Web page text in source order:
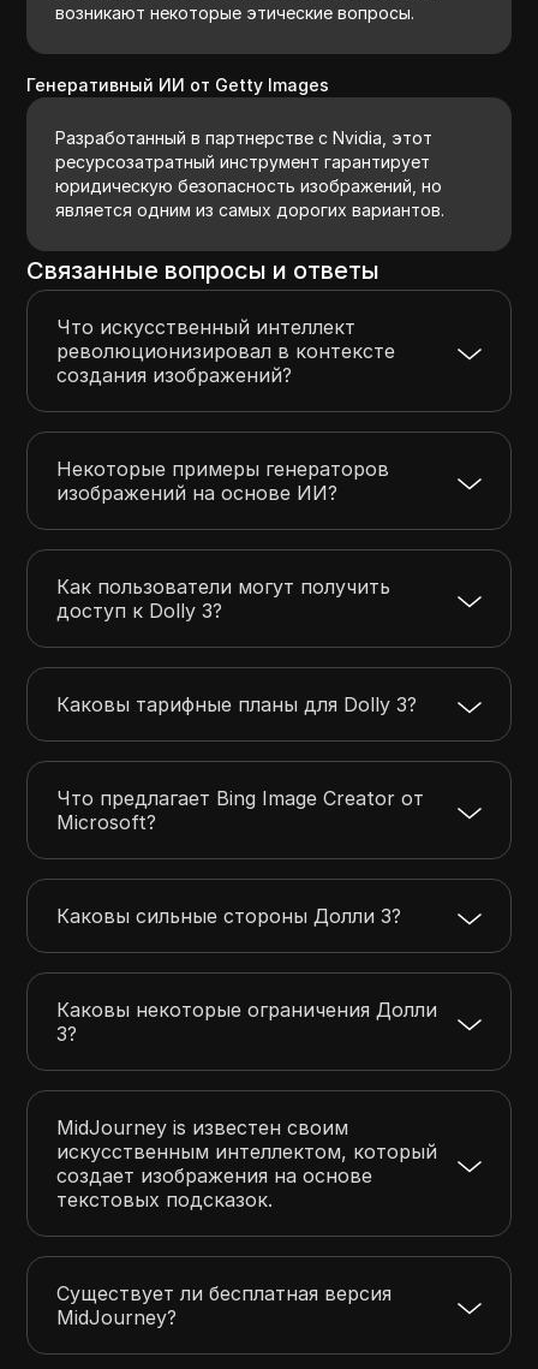
возникают некоторые этические вопросы.
Генеративный ИИ от Getty Images
Разработанный в партнерстве с Nvidia, этот
ресурсозатратный инструмент гарантирует
юридическую безопасность изображений, но
является одним из самых дорогих вариантов.
Связанные вопросы и ответы
Что искусственный интеллект
революционизировал в контексте
создания изображений?
Некоторые примеры генераторов
изображений на основе ИИ?
Как пользователи могут получить
доступ к Dolly 3?
Каковы тарифные планы для Dolly 3?
Что предлагает Bing Image Creator от
Microsoft?
Каковы сильные стороны Долли 3?
Каковы некоторые ограничения Долли
3?
MidJourney is известен своим
искусственным интеллектом, который
создает изображения на основе
текстовых подсказок.
Существует ли бесплатная версия
MidJourney?